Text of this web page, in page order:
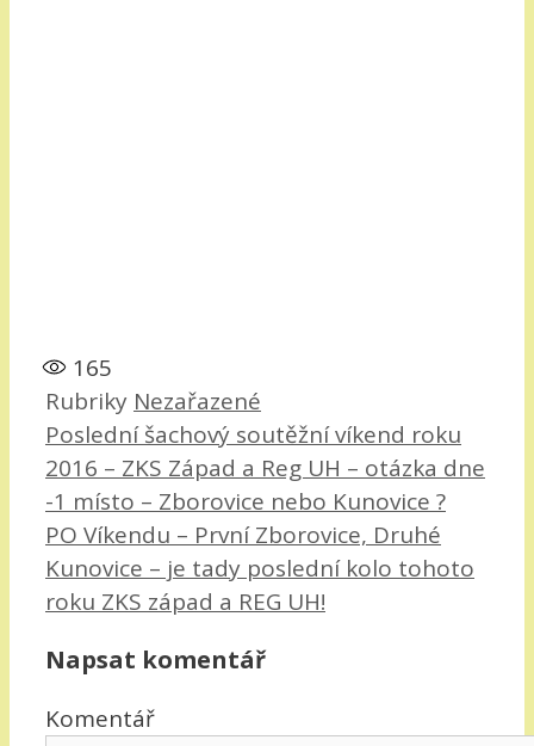
165
Rubriky Nezařazené
Poslední šachový soutěžní víkend roku
2016 – ZKS Západ a Reg UH – otázka dne
-1 místo – Zborovice nebo Kunovice ?
PO Víkendu – První Zborovice, Druhé
Kunovice – je tady poslední kolo tohoto
roku ZKS západ a REG UH!
Napsat komentář
Komentář